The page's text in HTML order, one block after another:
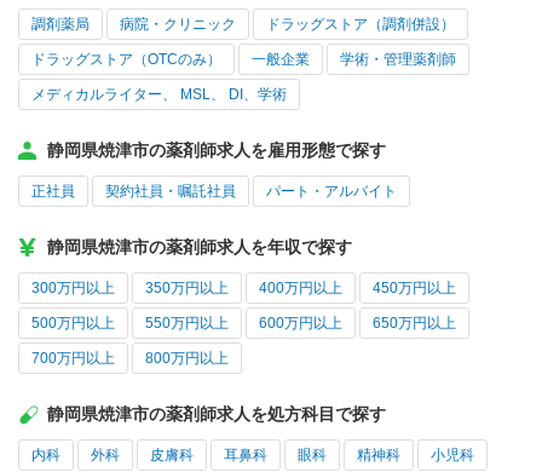
調剤薬局 病院・クリニック ドラッグストア（調剤併設）
ドラッグストア（OTCのみ） 一般企業 学術・管理薬剤師
メディカルライター、 MSL、 DI、学術
静岡県焼津市の薬剤師求人を雇用形態で探す
正社員 契約社員・嘱託社員 パート・アルバイト
静岡県焼津市の薬剤師求人を年収で探す
300万円以上 350万円以上 400万円以上 450万円以上
500万円以上 550万円以上 600万円以上 650万円以上
700万円以上 800万円以上
静岡県焼津市の薬剤師求人を処方科目で探す
内科 外科 皮膚科 耳鼻科 眼科 精神科 小児科